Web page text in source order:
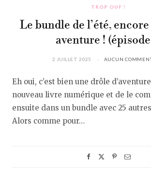
TROP OUF !
Le bundle de l’été,
aventure ! (épisode
2 JUILLET 2025 AUCUN
Eh oui, c’est bien une drôle
nouveau livre numérique et de le
ensuite dans un bundle avec 25
Alors comme pour…